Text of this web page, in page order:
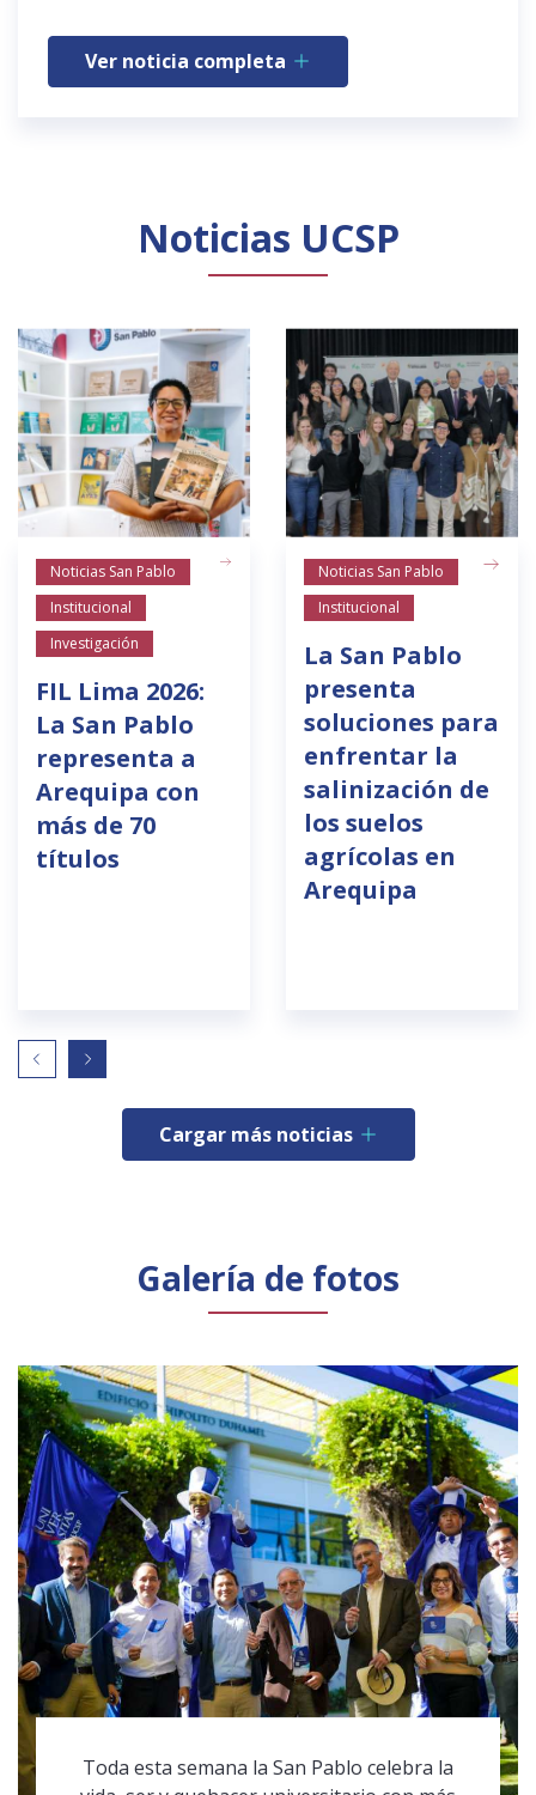
Ver noticia completa
Noticias UCSP
Noticias San Pablo
Institucional
Investigación
FIL Lima 2026:
La San Pablo
representa a
Arequipa con
más de 70
títulos
Noticias San Pablo
Institucional
La San Pablo
presenta
soluciones para
enfrentar la
salinización de
los suelos
agrícolas en
Arequipa
Cargar más noticias
Galería de fotos
Toda esta semana la San Pablo celebra la